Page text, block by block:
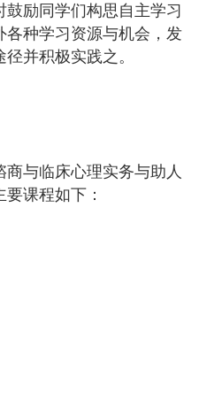
鼓励同学们构思自主学习
种学习资源与机会， 发
并积极实践之。
与临床心理实务与助人
课程如下：